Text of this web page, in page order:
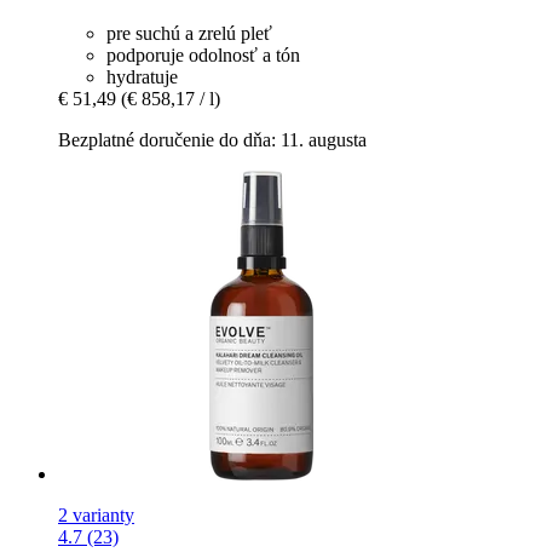
pre suchú a zrelú pleť
podporuje odolnosť a tón
hydratuje
€ 51,49 (€ 858,17 / l)
Bezplatné doručenie do dňa: 11. augusta
2 varianty
4.7 (23)